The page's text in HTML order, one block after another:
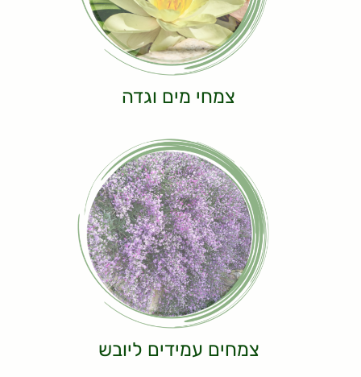
צמחי מים וגדה
צמחים עמידים ליובש